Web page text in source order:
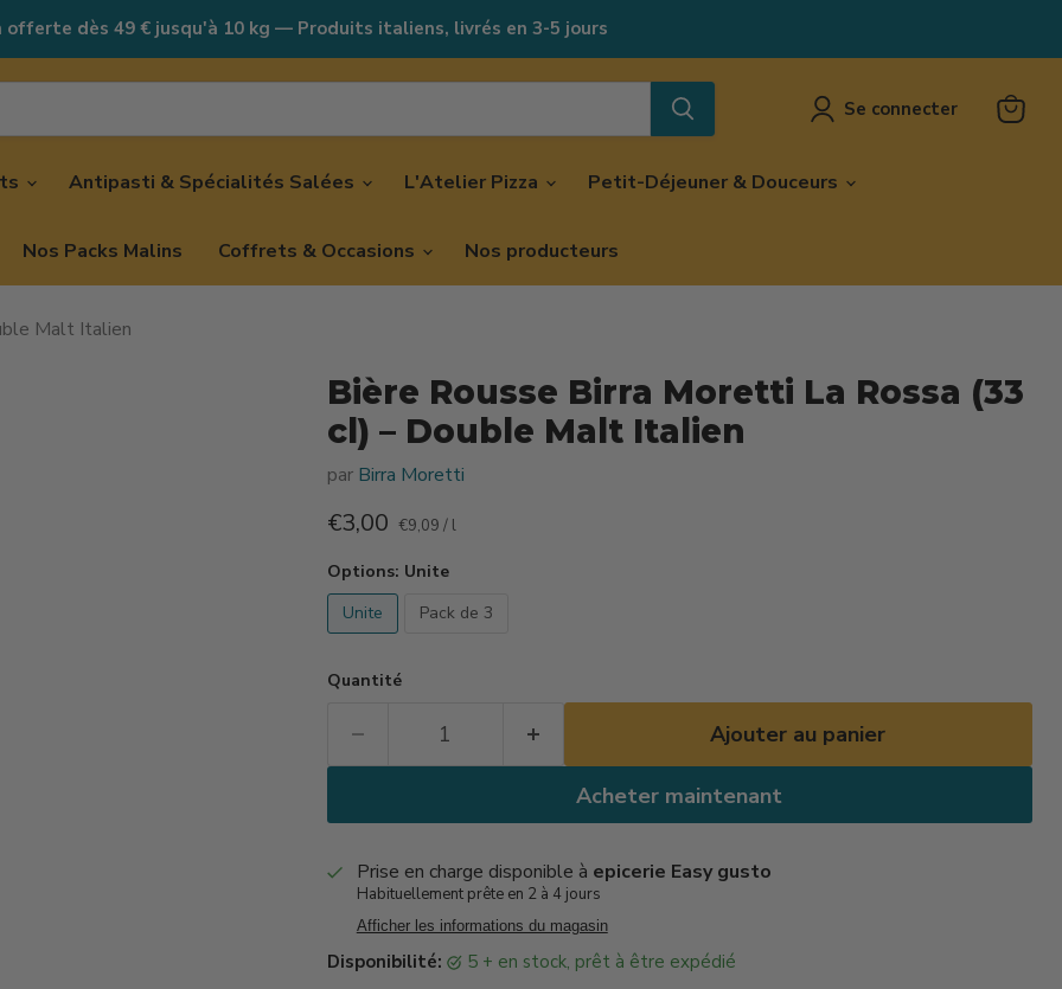
offerte dès 49 € jusqu'à 10 kg — Produits italiens, livrés en 3-5 jours
Se connecter
Antipasti & Spécialités Salées L'Atelier Pizza Petit-Déjeuner & Douceurs
Nos Packs Malins Coffrets & Occasions Nos producteurs
Malt Italien
Bière Rousse Birra Moretti La Rossa (33
cl) – Double Malt Italien
par Birra Moretti
Prix actuel
€3,00 €9,09 / l
Options: Unite
Unite
Pack de 3
Quantité
Ajouter au panier
Acheter maintenant
Prise en charge disponible à epicerie Easy gusto
Habituellement prête en 2 à 4 jours
Afficher les informations du magasin
Disponibilité: 5 + en stock, prêt à être expédié